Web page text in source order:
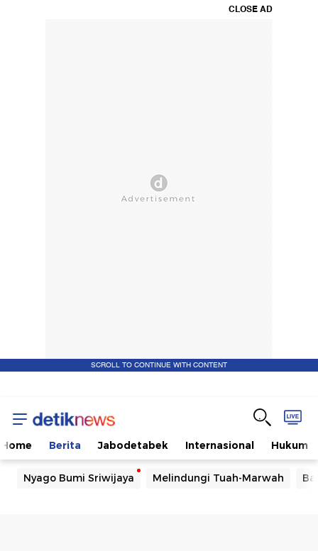
CLOSE AD
SCROLL TO CONTINUE WITH CONTENT
Home Berita Jabodetabek Internasional Hukum
Nyago Bumi Sriwijaya Melindungi Tuah-Marwah